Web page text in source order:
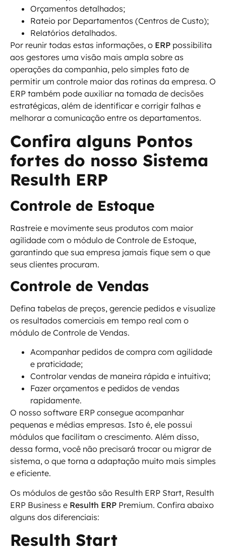
Orçamentos detalhados;
Rateio por Departamentos (Centros de Custo);
Relatórios detalhados.
Por reunir todas estas informações, o ERP possibilita
aos gestores uma visão mais ampla sobre as
operações da companhia, pelo simples fato de
permitir um controle maior das rotinas da empresa. O
ERP também pode auxiliar na tomada de decisões
estratégicas, além de identificar e corrigir falhas e
melhorar a comunicação entre os departamentos.
Confira alguns Pontos
fortes do nosso Sistema
Resulth ERP
Controle de Estoque
Rastreie e movimente seus produtos com maior
agilidade com o módulo de Controle de Estoque,
garantindo que sua empresa jamais fique sem o que
seus clientes procuram.
Controle de Vendas
Defina tabelas de preços, gerencie pedidos e visualize
os resultados comerciais em tempo real com o
módulo de Controle de Vendas.
Acompanhar pedidos de compra com agilidade
e praticidade;
Controlar vendas de maneira rápida e intuitiva;
Fazer orçamentos e pedidos de vendas
rapidamente.
O nosso software ERP consegue acompanhar
pequenas e médias empresas. Isto é, ele possui
módulos que facilitam o crescimento. Além disso,
dessa forma, você não precisará trocar ou migrar de
sistema, o que torna a adaptação muito mais simples
e eficiente.
Os módulos de gestão são Resulth ERP Start, Resulth
ERP Business e Resulth ERP Premium. Confira abaixo
alguns dos diferenciais:
Resulth Start